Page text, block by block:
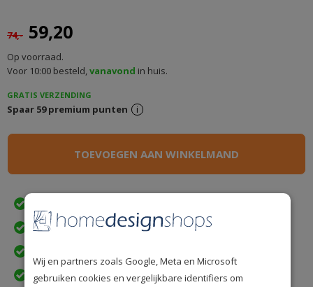
74,- 59,20
Op voorraad.
Voor 10:00 besteld, vanavond in huis.
GRATIS VERZENDING
Spaar 59premium punten i
30 dagen gratis retourneren
Een betrouwbare levering door ons lidmaatschap van Q-
Wij en partners zoals Google, Meta en Microsoft
gebruiken cookies en vergelijkbare identifiers om